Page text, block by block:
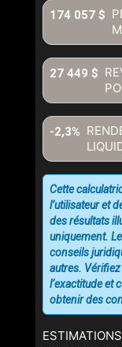
174 057 $
27 449 $
-2,3%
ESTIMATIONS
Cette
l’utilisateur et
des résultats
uniquement.
conseils
autres.
l’exactitude et
obtenir des